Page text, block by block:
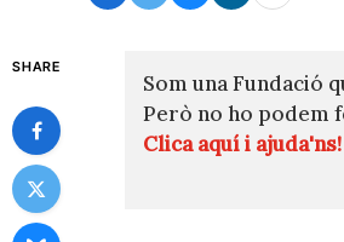
SHARE
Som una Fundació
Però no ho podem
Clica aquí i ajuda'ns!